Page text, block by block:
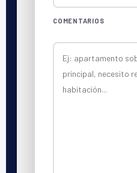
COMENTARIOS